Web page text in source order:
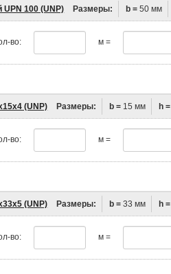
100 (UNP) Размеры: b = 50 мм
во: м =
(UNP) Размеры: b = 15 мм h =
во: м =
(UNP) Размеры: b = 33 мм h =
во: м =